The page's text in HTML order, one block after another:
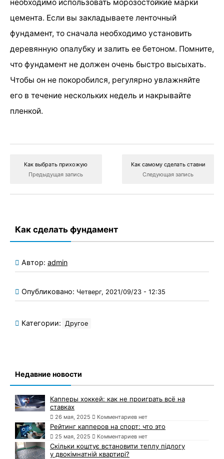
необходимо использовать морозостойкие марки
цемента. Если вы закладываете ленточный
фундамент, то сначала необходимо установить
деревянную опалубку и залить ее бетоном. Помните,
что фундамент не должен очень быстро высыхать.
Чтобы он не покоробился, регулярно увлажняйте
его в течение нескольких недель и накрывайте
пленкой.
Как выбрать прихожую
Предыдущая запись
Как самому сделать ставни
Следующая запись
Как сделать фундамент
Автор: admin
Опубликовано: Четверг, 2021/09/23 - 12:35
Категории: Другое
Недавние новости
Капперы хоккей: как не проиграть всё на
ставках
26 мая, 2025 Комментариев нет
Рейтинг капперов на спорт: что это
25 мая, 2025 Комментариев нет
Скільки коштує встановити теплу підлогу
у двокімнатній квартирі?